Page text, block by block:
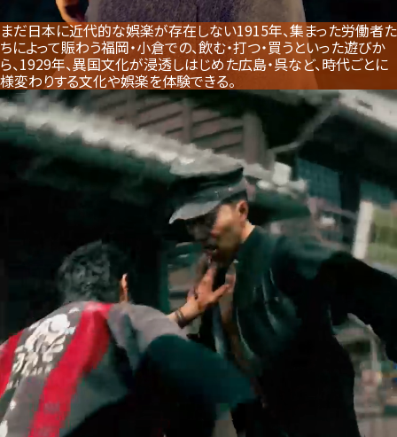
ADVENTURE
Witness the evolution of Japanese
culture andentertainment
across the decades.
まだ日本に近代的な娯楽が存在しない1915年、集まった労働者た
ちによって賑わう福岡・小倉での、飲む・打つ・買うといった遊びか
ら、1929年、異国文化が浸透しはじめた広島・呉など、時代ごとに
様変わりする文化や娯楽を体験できる。